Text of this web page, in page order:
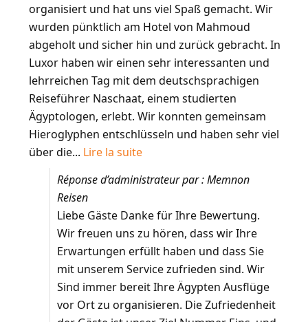
organisiert und hat uns viel Spaß gemacht. Wir
wurden pünktlich am Hotel von Mahmoud
abgeholt und sicher hin und zurück gebracht. In
Luxor haben wir einen sehr interessanten und
lehrreichen Tag mit dem deutschsprachigen
Reiseführer Naschaat, einem studierten
Ägyptologen, erlebt. Wir konnten gemeinsam
Hieroglyphen entschlüsseln und haben sehr viel
über die... Lire la suite
Réponse d’administrateur par : Memnon
Reisen
Liebe Gäste Danke für Ihre Bewertung.
Wir freuen uns zu hören, dass wir Ihre
Erwartungen erfüllt haben und dass Sie
mit unserem Service zufrieden sind. Wir
Sind immer bereit Ihre Ägypten Ausflüge
vor Ort zu organisieren. Die Zufriedenheit